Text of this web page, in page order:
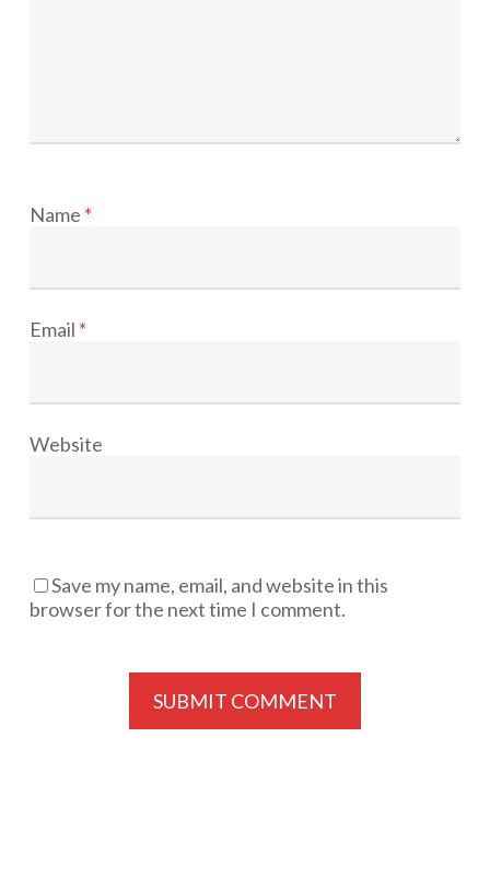
Name *
Email *
Website
Save my name, email, and website in this
browser for the next time I comment.